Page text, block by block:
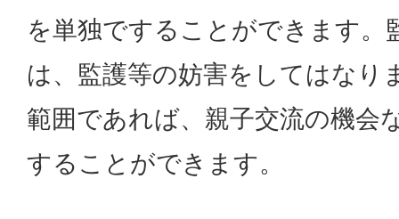
を単独ですることができます。
は、監護等の妨害をしてはなり
範囲であれば、親子交流の機会
することができます。